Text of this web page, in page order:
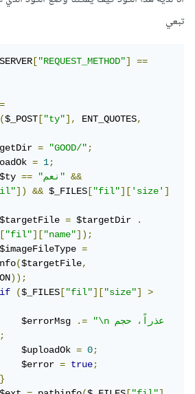
تغير إسم الصورة من خلال الكود سيتم حذف
الخاصة بالمتقدم الأول ووضع مكانها صورة
ولكن عند تغير الإسم ستكون صورة المتقدم
فريد وبهذا كل متقدم يقوم برفع الصور سيتم
تبعي
["REQUEST_METHOD"]
==
=
($_POST["ty"], ENT_QUOTES,
$targetDir
= "GOOD/";
$uploadOk
= 1;
$ty == "نعم"
&&
]) && $_FILES["fil"]['size']
                $targetFile
= $targetDir .
["fil"]["name"]);
                $imageFileType
=
($targetFile,
));
if
($_FILES["fil"]["size"]
>
                    $errorMsg
.=
"\nعذراً، حجم
;
                    $uploadOk
= 0;
                    $error
= true;
}